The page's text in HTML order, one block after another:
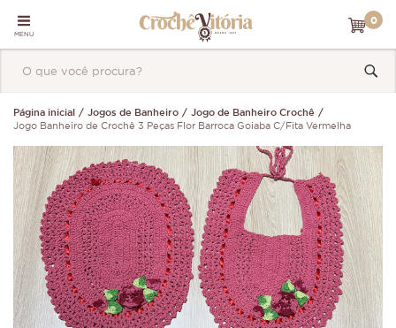
MENU
0
Página inicial Jogos de Banheiro
Jogo de Banheiro Crochê
Jogo Banheiro de Crochê 3 Peças Flor Barroca Goiaba C/Fita Vermelha